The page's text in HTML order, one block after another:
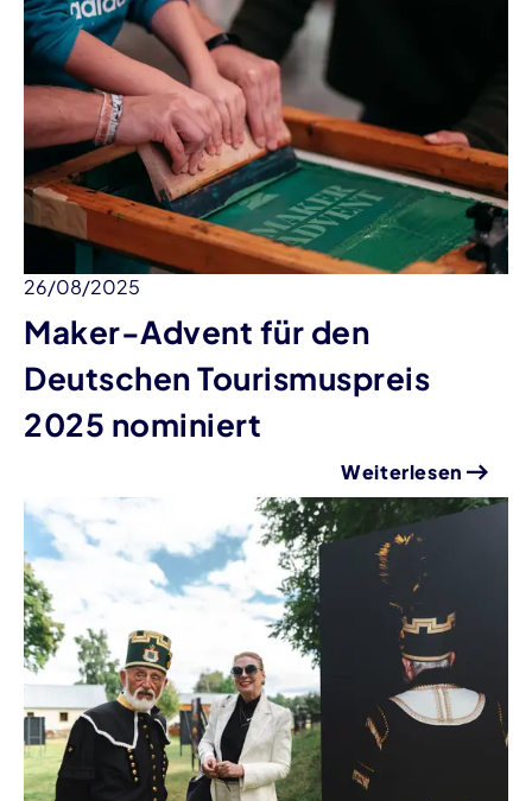
26/08/2025
Maker-Advent für den
Deutschen Tourismuspreis
2025 nominiert
Weiterlesen